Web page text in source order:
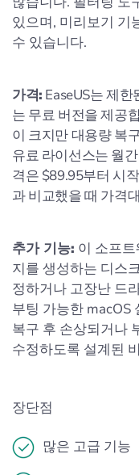
있으며, 미리보기 기
수 있습니다.
가격: EaseUS는 제
는 무료 버전을 제공
이 크지만 대용량 복
유료 라이선스는 월
격은 $89.95부터 시
과 비교했을 때 가격
추가 기능: 이 소프
지를 생성하는 디스
정하거나 고장난 드
부팅 가능한 macOS
복구 후 손상되거나
수정하도록 설계된
장단점
많은 고급 기능